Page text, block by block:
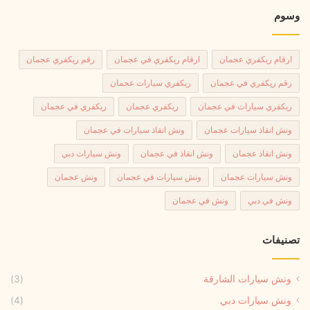
وسوم
ارقام ريكفري عجمان ارقام ريكفري في عجمان رقم ريكفري عجمان
رقم ريكفري في عجمان ريكفري سيارات عجمان
ريكفري سيارات في عجمان ريكفري عجمان ريكفري في عجمان
ونش انقاذ سيارات عجمان ونش انقاذ سيارات في عجمان
ونش انقاذ عجمان ونش انقاذ في عجمان ونش سيارات دبي
ونش سيارات عجمان ونش سيارات في عجمان ونش عجمان
ونش في دبي ونش في عجمان
تصنيفات
ونش سيارات الشارقة
(3)
ونش سيارات دبي
(4)